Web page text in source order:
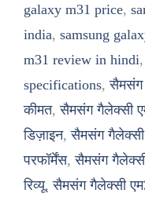
galaxy m31 price,
india, samsung
m31 review in hindi,
specifications,सैमसंग
कीमत,सैमसंग गैलेक्सी
डिज़ाइन,सैमसंग गैलेक्सी
परफॉर्मेंस,सैमसंग
रिव्यू,सैमसंग गैलेक्सी